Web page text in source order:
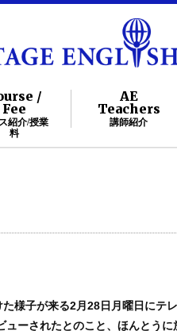
/
Fee
紹介/授業
料
AE
Teachers
講師紹介
様子が来る2月28日月曜日にテ
ーされたとのこと、ほんとうに